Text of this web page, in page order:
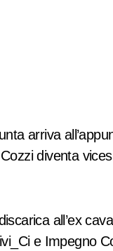
arriva
diventa
all’ex
e Impegno